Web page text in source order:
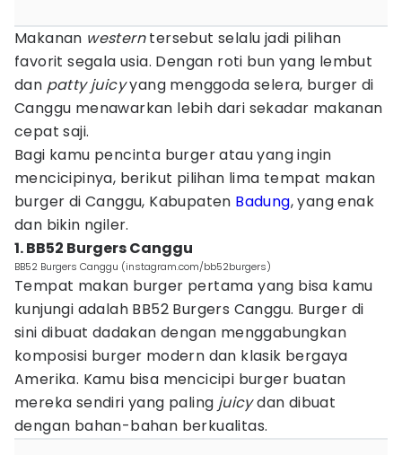
Makanan westerntersebut selalu jadi pilihan
favorit segala usia. Dengan roti bun yang lembut
dan patty juicyyang menggoda selera, burger di
Canggu menawarkan lebih dari sekadar makanan
cepat saji.
Bagi kamu pencinta burger atau yang ingin
mencicipinya, berikut pilihan lima tempat makan
burger di Canggu, Kabupaten Badung, yang enak
dan bikin ngiler.
1. BB52 Burgers Canggu
BB52 Burgers Canggu (instagram.com/bb52burgers)
Tempat makan burger pertama yang bisa kamu
kunjungi adalah BB52 Burgers Canggu. Burger di
sini dibuat dadakan dengan menggabungkan
komposisi burger modern dan klasik bergaya
Amerika. Kamu bisa mencicipi burger buatan
mereka sendiri yang paling juicydan dibuat
dengan bahan-bahan berkualitas.